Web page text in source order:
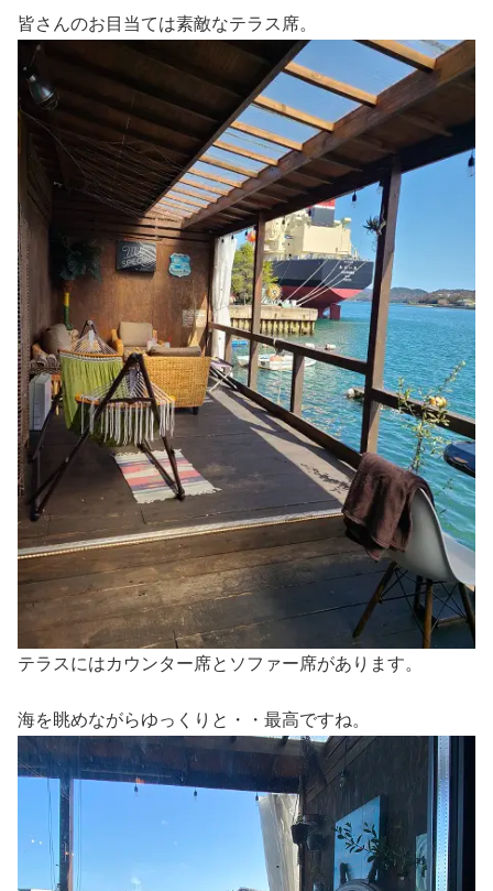
皆さんのお目当ては素敵なテラス席。
テラスにはカウンター席とソファー席があります。
海を眺めながらゆっくりと・・最高ですね。